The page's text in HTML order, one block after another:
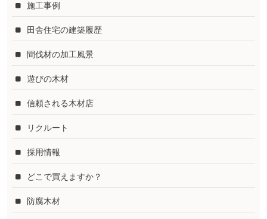
施工事例
田舎住宅の建築履歴
間伐材の加工風景
遊びの木材
信頼される木材店
リクルート
採用情報
どこで買えますか？
防腐木材